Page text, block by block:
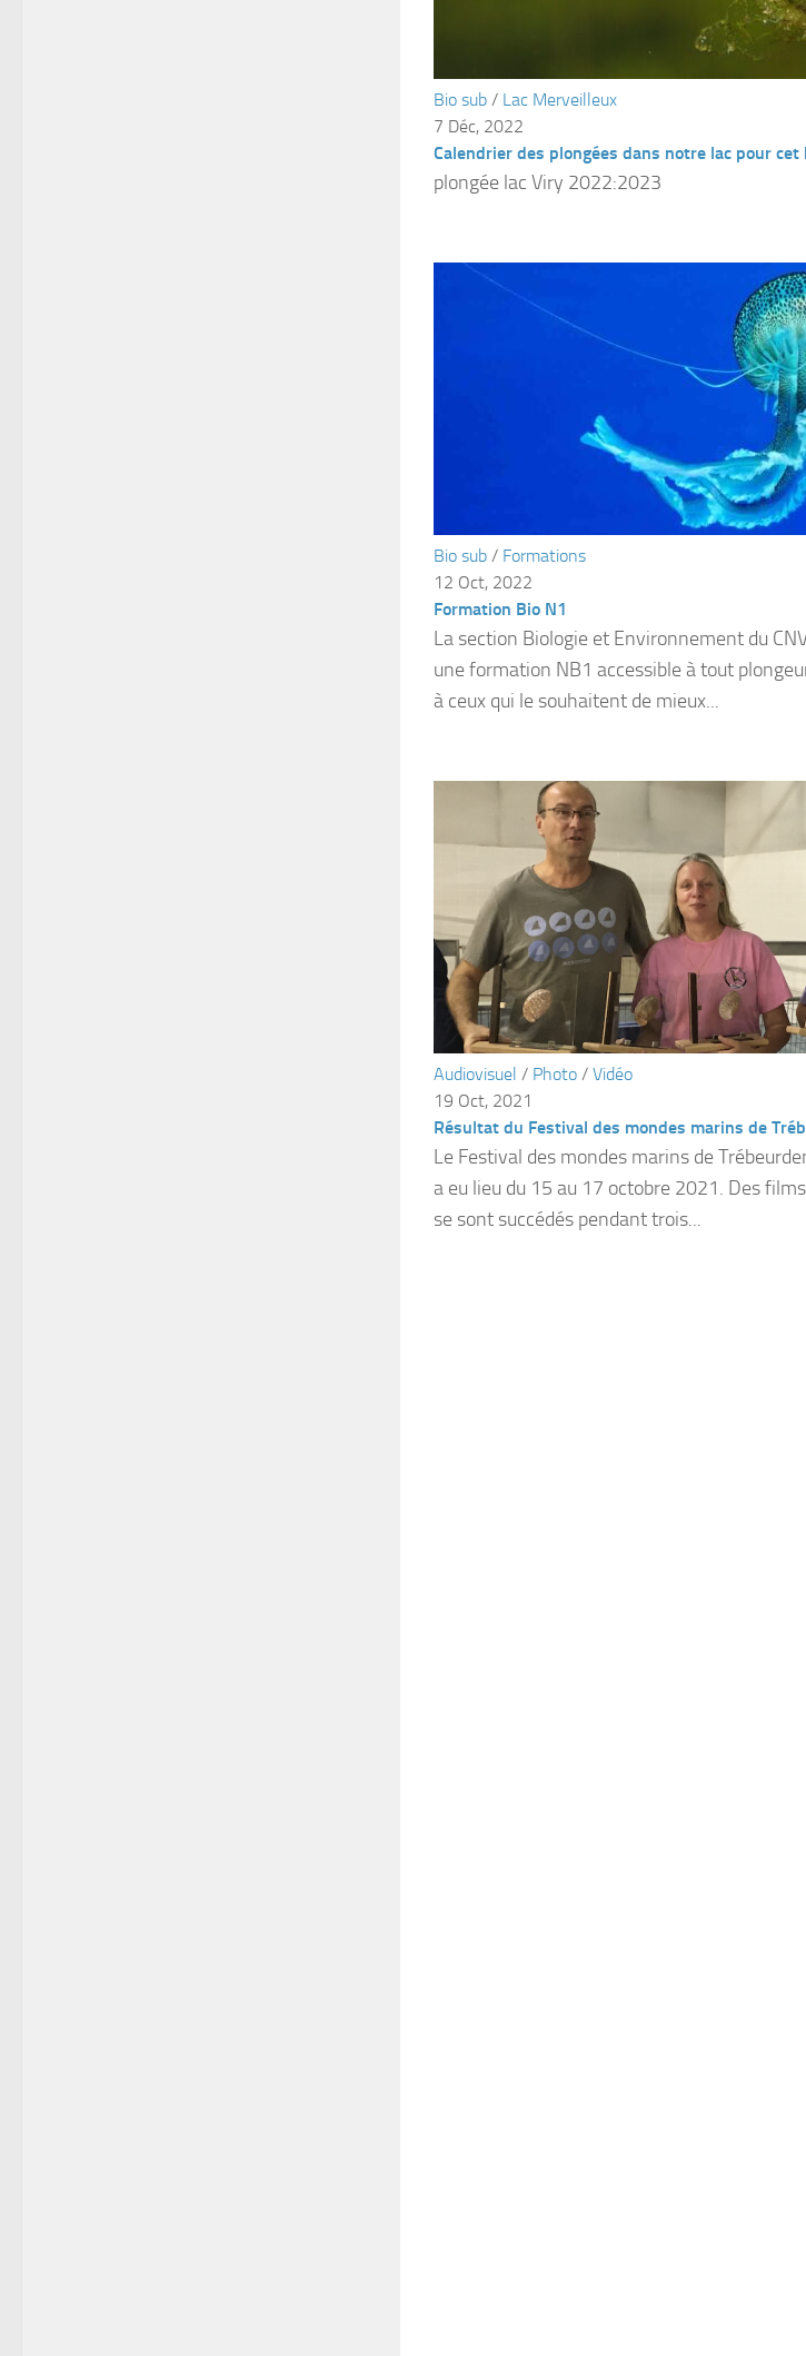
Bio sub / Lac Merveilleux
7 Déc, 2022
Calendrier des plongées dans notre lac pour cet
plongée lac Viry 2022:2023
Bio sub / Formations
12 Oct, 2022
Formation Bio N1
La section Biologie et Environnement du
une formation NB1 accessible à tout
à ceux qui le souhaitent de mieux...
Audiovisuel / Photo / Vidéo
19 Oct, 2021
Résultat du Festival des mondes marins de
Le Festival des mondes marins de
a eu lieu du 15 au 17 octobre 2021. Des
se sont succédés pendant trois...